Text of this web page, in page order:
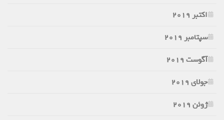
اکتبر 2019
سپتامبر 2019
آگوست 2019
جولای 2019
ژوئن 2019